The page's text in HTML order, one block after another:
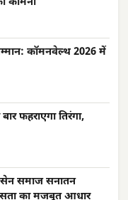
कॉमनवेल्थ 2026 में
फहराएगा तिरंगा,
सेन समाज सनातन
का मजबूत आधार